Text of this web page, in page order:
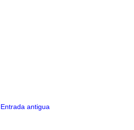
Entrada antigua